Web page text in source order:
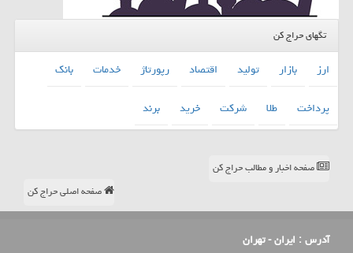
تگهای حراج کن
ارز بازار تولید اقتصاد رپورتاژ خدمات
بانك
پرداخت
طلا شركت خرید برند
صفحه اخبار و مطالب حراج کن
صفحه اصلی حراج کن
آدرس : ایران - تهران